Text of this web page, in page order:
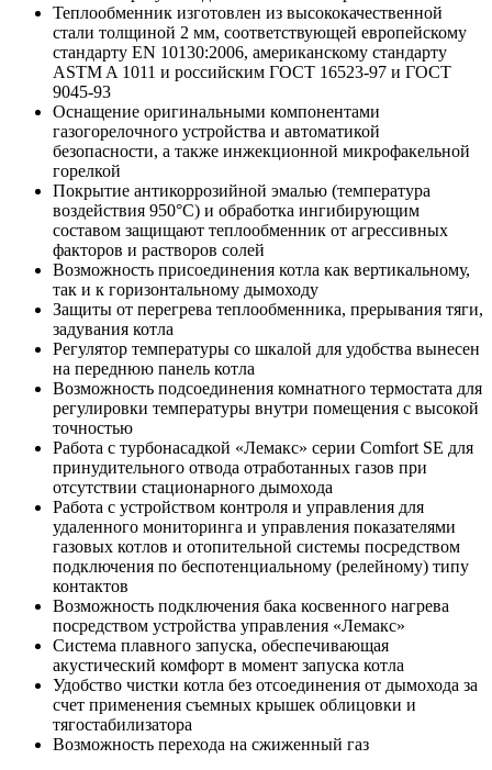
Теплообменник изготовлен из высококачественной
стали толщиной 2 мм, соответствующей европейскому
стандарту EN 10130:2006, американскому стандарту
ASTM A 1011 и российским ГОСТ 16523-97 и ГОСТ
9045-93
Оснащение оригинальными компонентами
газогорелочного устройства и автоматикой
безопасности, а также инжекционной микрофакельной
горелкой
Покрытие антикоррозийной эмалью (температура
воздействия 950°С) и обработка ингибирующим
составом защищают теплообменник от агрессивных
факторов и растворов солей
Возможность присоединения котла как вертикальному,
так и к горизонтальному дымоходу
Защиты от перегрева теплообменника, прерывания тяги,
задувания котла
Регулятор температуры со шкалой для удобства вынесен
на переднюю панель котла
Возможность подсоединения комнатного термостата для
регулировки температуры внутри помещения с высокой
точностью
Работа с турбонасадкой «Лемакс» серии Comfort SE для
принудительного отвода отработанных газов при
отсутствии стационарного дымохода
Работа с устройством контроля и управления для
удаленного мониторинга и управления показателями
газовых котлов и отопительной системы посредством
подключения по беспотенциальному (релейному) типу
контактов
Возможность подключения бака косвенного нагрева
посредством устройства управления «Лемакс»
Система плавного запуска, обеспечивающая
акустический комфорт в момент запуска котла
Удобство чистки котла без отсоединения от дымохода за
счет применения съемных крышек облицовки и
тягостабилизатора
Возможность перехода на сжиженный газ